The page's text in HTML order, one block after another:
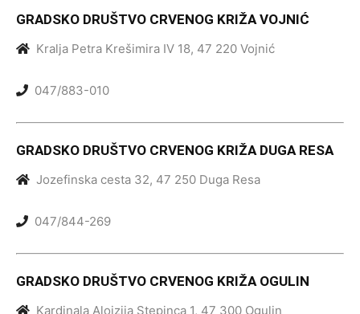
GRADSKO DRUŠTVO CRVENOG KRIŽA VOJNIĆ
Kralja Petra Krešimira IV 18, 47 220 Vojnić
047/883-010
GRADSKO DRUŠTVO CRVENOG KRIŽA DUGA RESA
Jozefinska cesta 32, 47 250 Duga Resa
047/844-269
GRADSKO DRUŠTVO CRVENOG KRIŽA OGULIN
Kardinala Alojzija Stepinca 1, 47 300 Ogulin